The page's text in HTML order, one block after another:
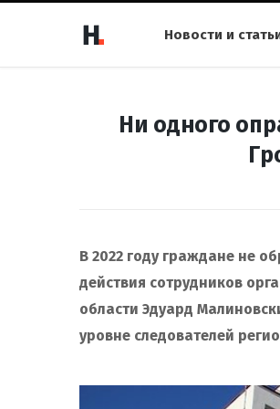
Новости и
Ни одного
В 2022 году граждане не
действия сотрудников
области Эдуард
уровне следователей